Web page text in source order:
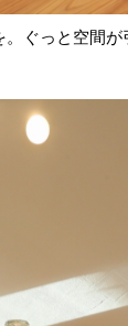
ぐっと空間が